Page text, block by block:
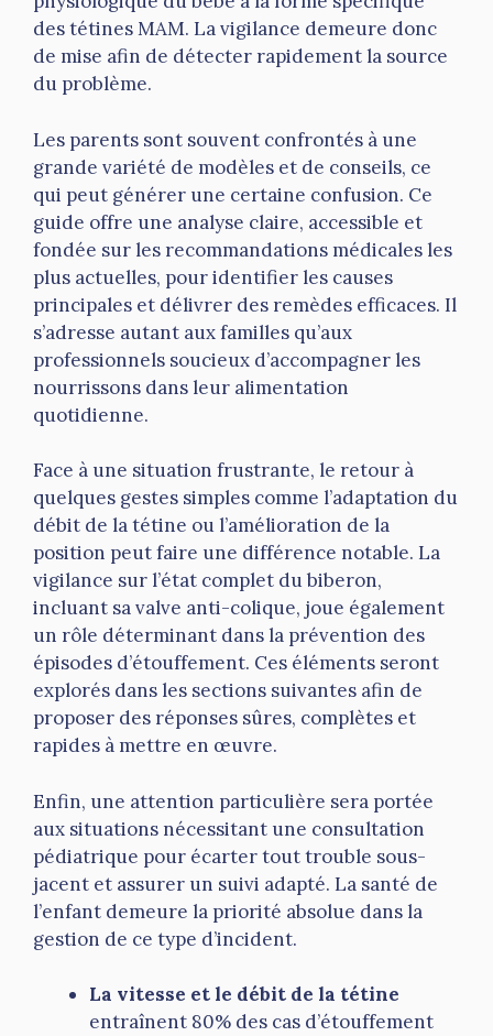
des tétines MAM. La vigilance demeure donc
de mise afin de détecter rapidement la source
du problème.
Les parents sont souvent confrontés à une
grande variété de modèles et de conseils, ce
qui peut générer une certaine confusion. Ce
guide offre une analyse claire, accessible et
fondée sur les recommandations médicales les
plus actuelles, pour identifier les causes
principales et délivrer des remèdes efficaces. Il
s’adresse autant aux familles qu’aux
professionnels soucieux d’accompagner les
nourrissons dans leur alimentation
quotidienne.
Face à une situation frustrante, le retour à
quelques gestes simples comme l’adaptation du
débit de la tétine ou l’amélioration de la
position peut faire une différence notable. La
vigilance sur l’état complet du biberon,
incluant sa valve anti-colique, joue également
un rôle déterminant dans la prévention des
épisodes d’étouffement. Ces éléments seront
explorés dans les sections suivantes afin de
proposer des réponses sûres, complètes et
rapides à mettre en œuvre.
Enfin, une attention particulière sera portée
aux situations nécessitant une consultation
pédiatrique pour écarter tout trouble sous-
jacent et assurer un suivi adapté. La santé de
l’enfant demeure la priorité absolue dans la
gestion de ce type d’incident.
La vitesse et le débit de la tétine
entraînent 80% des cas d’étouffement